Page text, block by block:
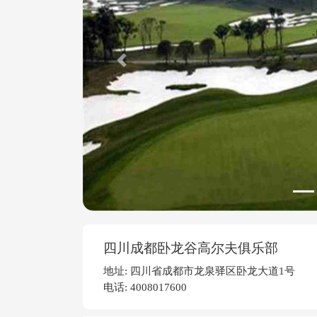
Previous
四川成都卧龙谷高尔夫俱乐部
地址: 四川省成都市龙泉驿区卧龙大道1号
电话: 4008017600